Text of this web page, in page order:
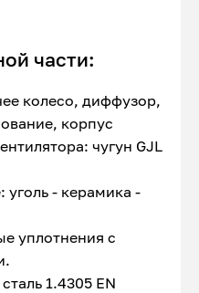
части:
колесо, диффузор,
корпус
чугун GJL
уголь - керамика -
уплотнения с
1.4305 EN